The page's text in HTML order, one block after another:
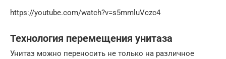
https://youtube.com/watch?v=s5mmluVczc4
Технология перемещения унитаза
Унитаз можно переносить не только на различное